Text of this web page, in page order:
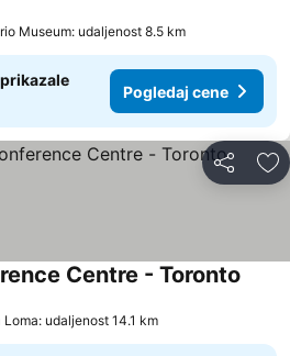
Museum: udaljenost 8.5 km
Pogledaj cene
Deli
Centre - Toronto
Loma: udaljenost 14.1 km